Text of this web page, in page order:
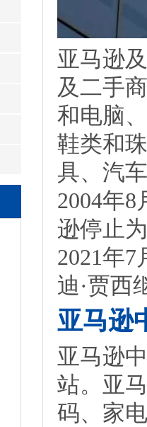
亚马逊
及二手
和电脑
鞋类和
具、汽
2004年
逊停止
2021年
迪·贾西
亚马逊
亚马逊
站。亚
码、家